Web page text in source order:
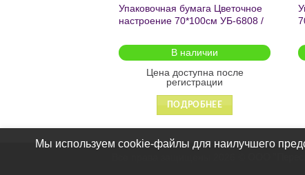
Упаковочная бумага Цветочное
настроение 70*100см УБ-6808 /
В наличии
Цена доступна после
регистрации
ПОДРОБНЕЕ
Мы используем cookie-файлы для наилучшего